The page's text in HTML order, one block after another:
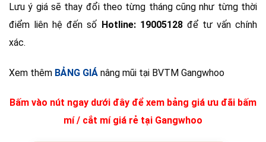
Lưu ý giá sẽ thay đổi theo từng tháng cũng như từng thời
điểm liên hệ đến số Hotline: 19005128để tư vấn chính
xác.
Xem thêm BẢNG GIÁ nâng mũi tại BVTM Gangwhoo
Bấm vào nút ngay dưới đây để xem bảng giá ưu đãi bấm
mí / cắt mí giá rẻ tại Gangwhoo